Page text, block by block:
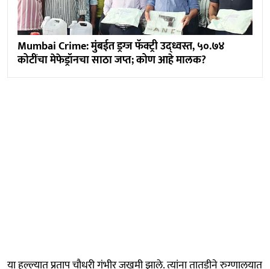
Mumbai Crime: मुंबईत ड्रग्ज फॅक्ट्री उद्ध्वस्त, ५०.७४
कोटींचा मेफेड्रॉनचा साठा जप्त; कोण आहे मालक?
या हल्ल्यात प्रताप चौधरी गंभीर जखमी झाले. त्यांना तातडीने रुग्णालयात